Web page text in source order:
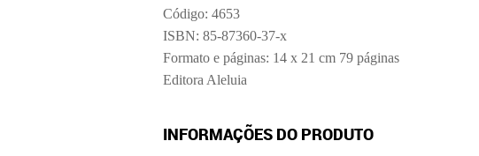
Código: 4653
ISBN: 85-87360-37-x
Formato e páginas: 14 x 21 cm 79 páginas
Editora Aleluia
INFORMAÇÕES DO PRODUTO